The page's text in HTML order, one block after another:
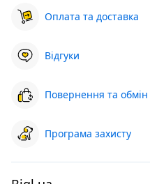
Оплата та доставка
Відгуки
Повернення та обмін
Програма захисту